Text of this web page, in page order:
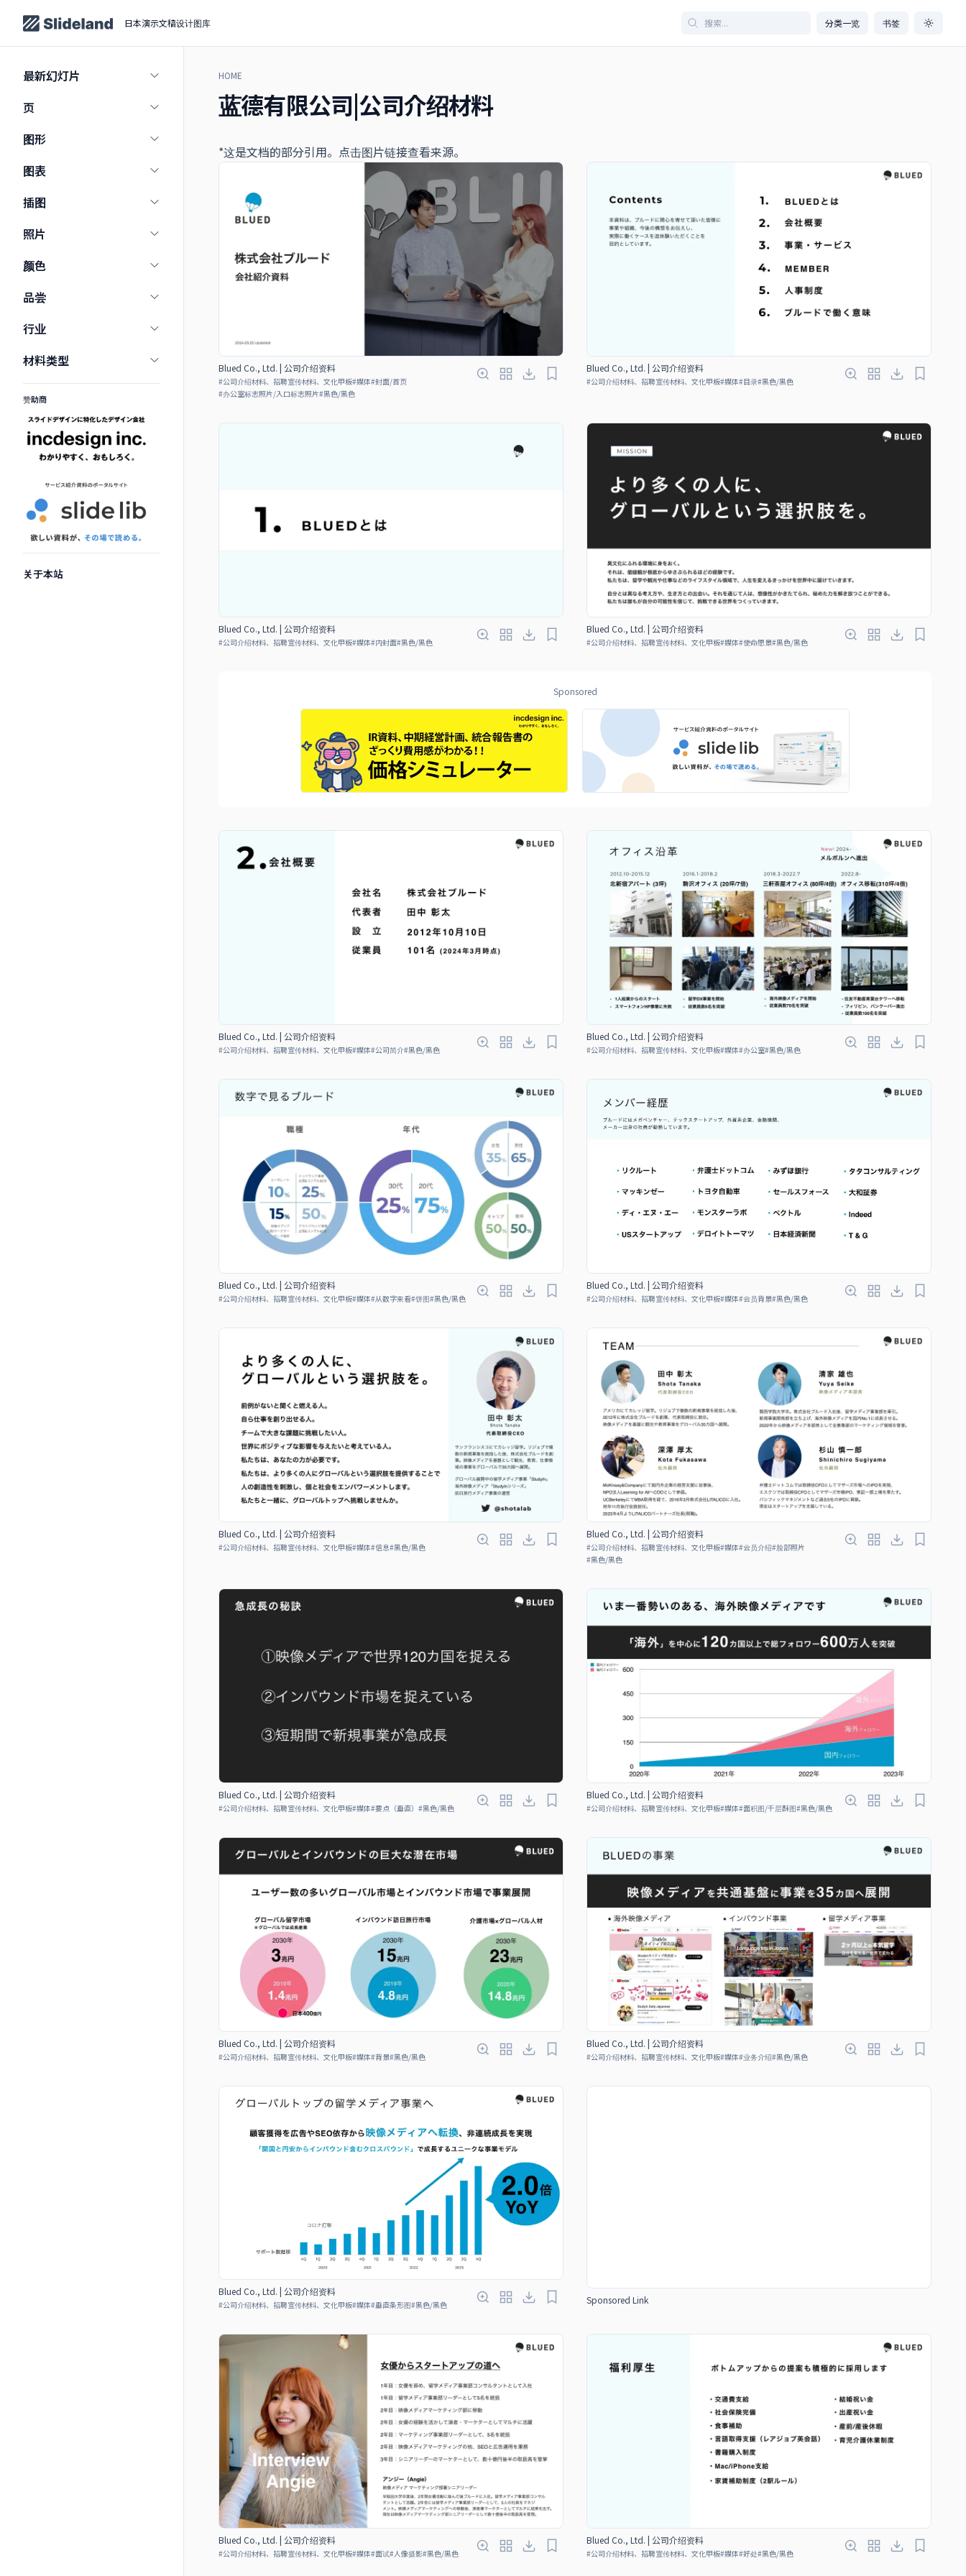
日本演示文稿设计图库 分类一览 书签
最新幻灯片
页
图形
图表
插图
照片
颜色
品尝
行业
材料类型
赞助商
关于本站
HOME
蓝德有限公司|公司介绍材料
*这是文档的部分引用。点击图片链接查看来源。
Blued Co., Ltd. | 公司介绍资料
#公司介绍材料、招聘宣传材料、文化甲板#媒体#封面/首页
#办公室标志照片/入口标志照片#黑色/黑色
Blued Co., Ltd. | 公司介绍资料
#公司介绍材料、招聘宣传材料、文化甲板#媒体#目录#黑色/黑色
Blued Co., Ltd. | 公司介绍资料
#公司介绍材料、招聘宣传材料、文化甲板#媒体#内封面#黑色/黑色
Blued Co., Ltd. | 公司介绍资料
#公司介绍材料、招聘宣传材料、文化甲板#媒体#使命愿景#黑色/黑色
Sponsored
Blued Co., Ltd. | 公司介绍资料
#公司介绍材料、招聘宣传材料、文化甲板#媒体#公司简介#黑色/黑色
Blued Co., Ltd. | 公司介绍资料
#公司介绍材料、招聘宣传材料、文化甲板#媒体#办公室#黑色/黑色
Blued Co., Ltd. | 公司介绍资料
#公司介绍材料、招聘宣传材料、文化甲板#媒体#从数字来看#饼图#黑色/黑色
Blued Co., Ltd. | 公司介绍资料
#公司介绍材料、招聘宣传材料、文化甲板#媒体#会员背景#黑色/黑色
Blued Co., Ltd. | 公司介绍资料
#公司介绍材料、招聘宣传材料、文化甲板#媒体#信息#黑色/黑色
Blued Co., Ltd. | 公司介绍资料
#公司介绍材料、招聘宣传材料、文化甲板#媒体#会员介绍#脸部照片
#黑色/黑色
Blued Co., Ltd. | 公司介绍资料
#公司介绍材料、招聘宣传材料、文化甲板#媒体#要点（垂直） #黑色/黑色
Blued Co., Ltd. | 公司介绍资料
#公司介绍材料、招聘宣传材料、文化甲板#媒体#面积图/千层酥图#黑色/黑色
Blued Co., Ltd. | 公司介绍资料
#公司介绍材料、招聘宣传材料、文化甲板#媒体#背景#黑色/黑色
Blued Co., Ltd. | 公司介绍资料
#公司介绍材料、招聘宣传材料、文化甲板#媒体#业务介绍#黑色/黑色
Blued Co., Ltd. | 公司介绍资料
#公司介绍材料、招聘宣传材料、文化甲板#媒体#垂直条形图#黑色/黑色 Sponsored Link
Blued Co., Ltd. | 公司介绍资料
#公司介绍材料、招聘宣传材料、文化甲板#媒体#面试#人像摄影#黑色/黑色
Blued Co., Ltd. | 公司介绍资料
#公司介绍材料、招聘宣传材料、文化甲板#媒体#好处#黑色/黑色